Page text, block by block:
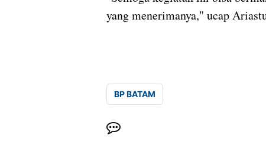
yang menerimanya," ucap
BP BATAM